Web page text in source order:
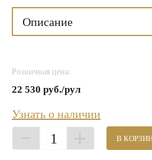
Описание
Розничная цена:
22 530 руб./рул
Узнать о наличии
1 В